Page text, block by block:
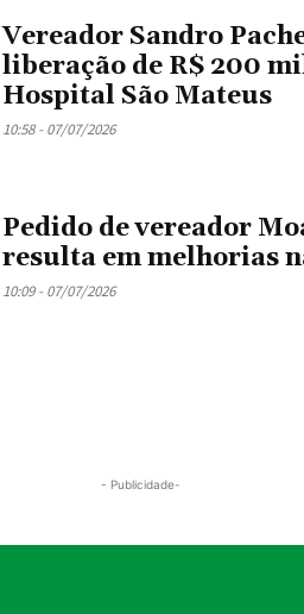
Vereador Sandro
liberação de R$ 200
Hospital São Mateus
10:58 - 07/07/2026
Pedido de vereador
resulta em melhorias
10:09 - 07/07/2026
- Publicidade-